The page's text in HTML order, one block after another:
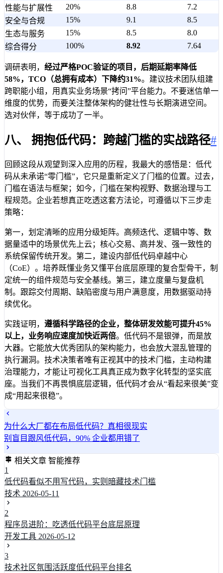
性能与扩展性
20% 8.8
7.2
安全与合规
15% 9.1
8.5
生态与服务
15% 8.5
8.0
综合得分
100% 8.92 7.64
调研表明， 经过严格POC验证的项目，后期延期率降低
58%，TCO（总拥有成本）下降约31%。建议技术团队组建
跨职能小组，用真实业务场景“拷问”平台能力。不要迷信单一
维度的优势，而要关注整体架构的健壮性与长期演进空间。
选对伙伴，等于成功了一半。
八、 拥抱低代码：跨越门槛的实战路径#
回顾这段从观望到深入应用的历程，我最大的感悟是：低代
码从未承诺“零门槛”，它只是重新定义了门槛的位置。过去，
门槛在语法与框架；如今，门槛在架构视野、数据治理与工
程规范。企业若想真正吃透这套方法论，可遵循以下三步走
策略：
第一，划定清晰的应用分级矩阵。高频迭代、逻辑中等、数
据量适中的场景优先上云；核心交易、高并发、强一致性的
系统保留传统开发。第二，建设内部低代码卓越中心
（CoE）。培养既懂业务又懂平台底层原理的复合型骨干，制
定统一的组件规范与安全基线。第三，建立度量与复盘机
制。跟踪交付周期、缺陷密度与用户满意度，用数据驱动持
续优化。
实践证明， 遵循科学路径的企业，整体研发效能可提升45%
以上，业务响应速度加快近两倍。低代码不是银弹，而是放
大器。它能放大优秀团队的架构能力，也会放大混乱管理的
执行漏洞。技术决策者唯有正视其中的技术门槛，主动构建
治理能力，才能让可视化工具真正成为数字化转型的坚实底
座。当我们不再畏惧底层逻辑，低代码才会从“看起来很美”变
成“用起来很稳”。
为什么大厂都在布局低代码？真相很现实
别盲目跟风低代码，90% 企业都用错了
相关文章 智能推荐
1
低代码看似不用写代码，实则暗藏技术门槛
技术 2026-05-11
2
程序员进阶：吃透低代码平台底层原理
开发工具 2026-05-12
3
技术社区氛围活跃度低代码平台排名